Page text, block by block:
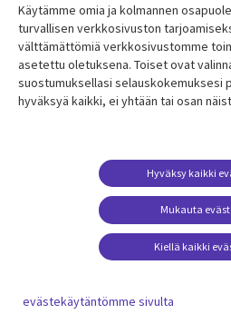
Resurssikeskus
Library
FINLAND
Asiakastarinat
Media
FINLAND
Käytämme omia ja kolmannen
turvallisen verkkosivuston
välttämättömiä verkkosivustomme
asetettu oletuksena. Toiset ovat
suostumuksellasi selauskokemuksesi
hyväksyä kaikki, ei yhtään tai osan
Mukauta
Hyväksy kaikki
Kiellä kaikki
evästekäytäntömme sivulta